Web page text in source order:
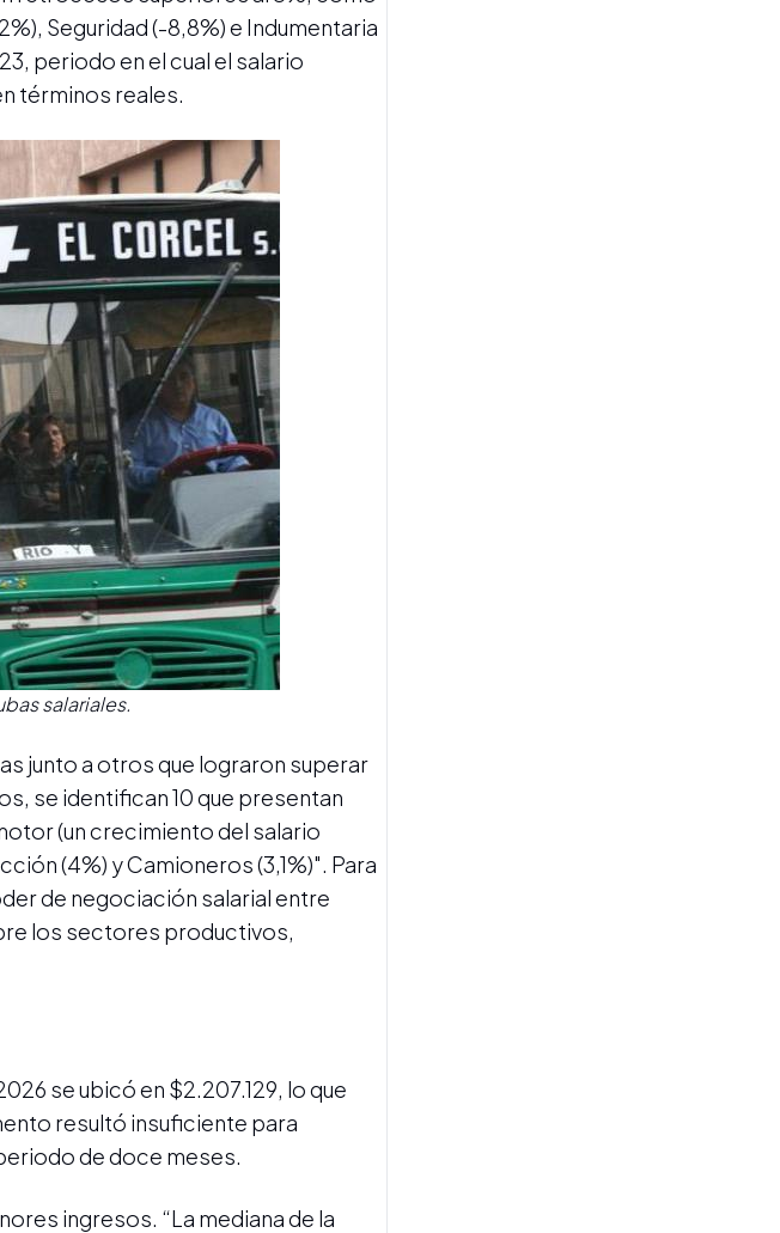
Seguridad (-8,8%) e Indumentaria
periodo en el cual el salario
términos reales.
salariales.
junto a otros que lograron superar
se identifican 10 que presentan
(un crecimiento del salario
(4%) y Camioneros (3,1%)". Para
de negociación salarial entre
los sectores productivos,
se ubicó en $2.207.129, lo que
resultó insuficiente para
de doce meses.
ingresos. “La mediana de la